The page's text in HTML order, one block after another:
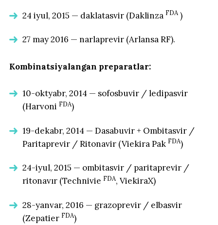
24 iyul, 2015 — daklatasvir (Daklinza FDA )
27 may 2016 — narlaprevir (Arlansa RF).
Kombinatsiyalangan preparatlar:
10-oktyabr, 2014 — sofosbuvir / ledipasvir
(Harvoni FDA)
19-dekabr, 2014 — Dasabuvir + Ombitasvir /
Paritaprevir / Ritonavir (Viekira Pak FDA)
24-iyul, 2015 — ombitasvir / paritaprevir /
ritonavır (Technivie FDA, ViekiraX)
28-yanvar, 2016 — grazoprevir / elbasvir
(Zepatier FDA)